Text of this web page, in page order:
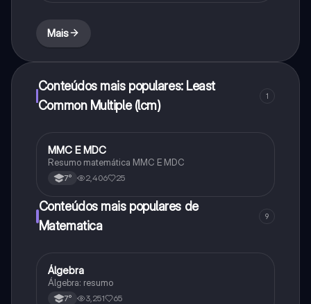
Mais
Conteúdos mais populares: Least
Common Multiple (lcm)
1
Matematica
MMC E MDC
Resumo matemática MMC E MDC
7° 2,406 25
Conteúdos mais populares de
Matematica
9
Matematica
Álgebra
Álgebra: resumo
7° 3,251 65